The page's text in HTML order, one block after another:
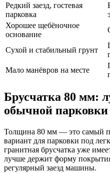
Редкий заезд, гостевая
парковка
Хорошее щебёночное
основание
Сухой и стабильный грунт
Мало манёвров на месте
Брусчатка 80 мм:
обычной парковки
Толщина 80 мм — это самый
вариант для парковки под
гранитная брусчатка уже
лучше держит форму
регулярный заезд машины.